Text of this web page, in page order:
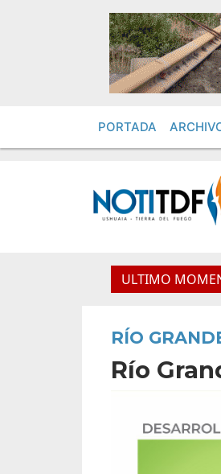
PORTADA
ULTIMO
Municipal y mejora sus
RÍO
Río